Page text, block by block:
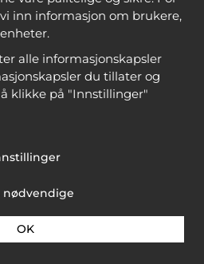
inn informasjon om brukere,
alle informasjonskapsler
du tillater og
klikke på "Innstillinger"
nødvendige
OK